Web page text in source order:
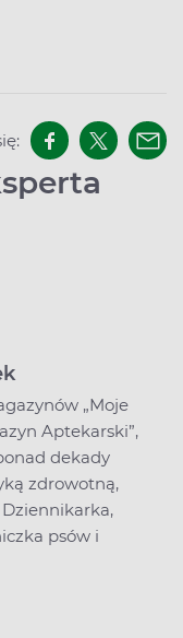
„Moje
Aptekarski”,
dekady
zdrowotną,
psów i